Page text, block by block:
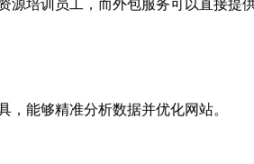
源培训员工，而外包服务可以直接提
，能够精准分析数据并优化网站。